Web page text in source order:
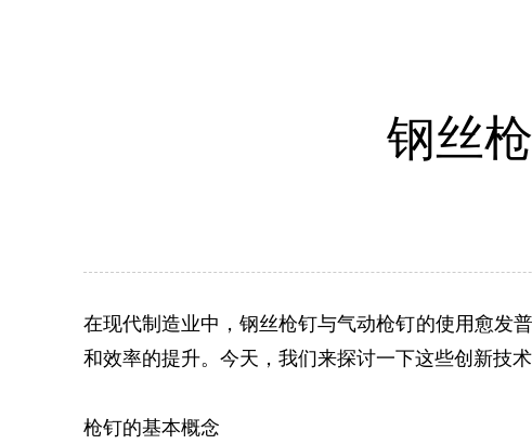
钢丝
在现代制造业中，钢丝枪钉与气动枪钉的使用愈发
和效率的提升。今天，我们来探讨一下这些创新技
枪钉的基本概念